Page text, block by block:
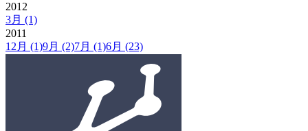
2012
3月 (1)
2011
12月 (1)9月 (2)7月 (1)6月 (23)